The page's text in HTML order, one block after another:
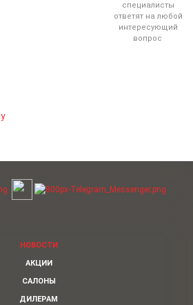
специалисты
ответят на любой
интересующий
вопрос
НОВОСТИ
АКЦИИ
САЛОНЫ
ДИЛЕРАМ